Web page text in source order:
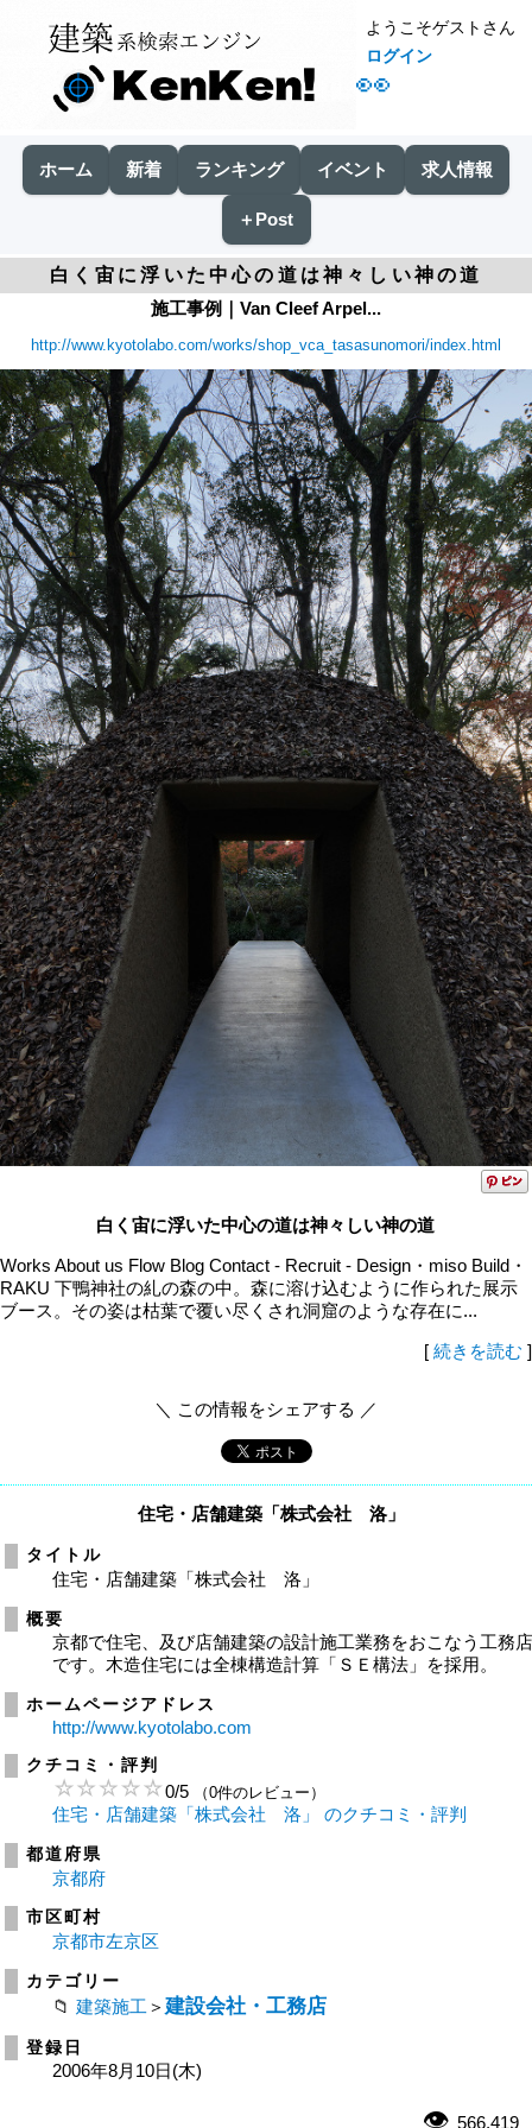
👀
ようこそゲストさん
ログイン
ホーム 新着 ランキング イベント 求人情報
＋Post
白く宙に浮いた中心の道は神々しい神の道
施工事例｜Van Cleef Arpel...
http://www.kyotolabo.com/works/shop_vca_tasasunomori/index.html
白く宙に浮いた中心の道は神々しい神の道
Works About us Flow Blog Contact - Recruit - Design・miso Build・
RAKU 下鴨神社の糺の森の中。森に溶け込むように作られた展示
ブース。その姿は枯葉で覆い尽くされ洞窟のような存在に...
[ 続きを読む ]
＼ この情報をシェアする ／
住宅・店舗建築「株式会社 洛」
タイトル
住宅・店舗建築「株式会社 洛」
概要
京都で住宅、及び店舗建築の設計施工業務をおこなう工務
です。木造住宅には全棟構造計算「ＳＥ構法」を採用。
ホームページアドレス
http://www.kyotolabo.com
クチコミ・評判
0/5 （0件のレビュー）
住宅・店舗建築「株式会社 洛」 のクチコミ・評判
都道府県
京都府
市区町村
京都市左京区
カテゴリー
建築施工 ＞ 建設会社・工務店
登録日
2006年8月10日(木)
566,419